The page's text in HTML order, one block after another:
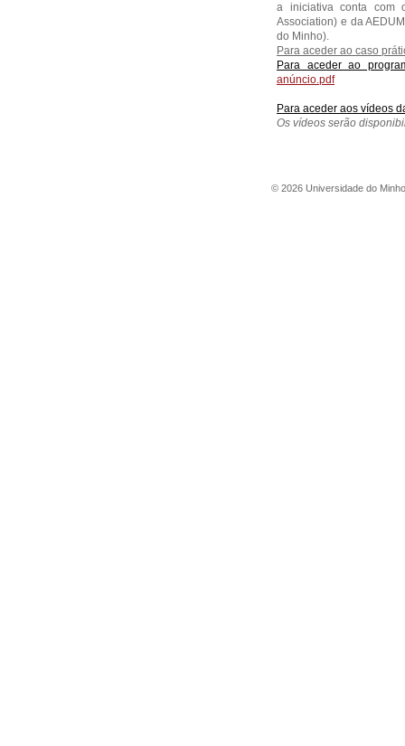
a iniciativa conta com
Association) e da
do Minho).
Para aceder ao caso
Para aceder ao
anúncio.pdf
Para aceder aos vídeos
Os vídeos serão
© 2026 Universidade do